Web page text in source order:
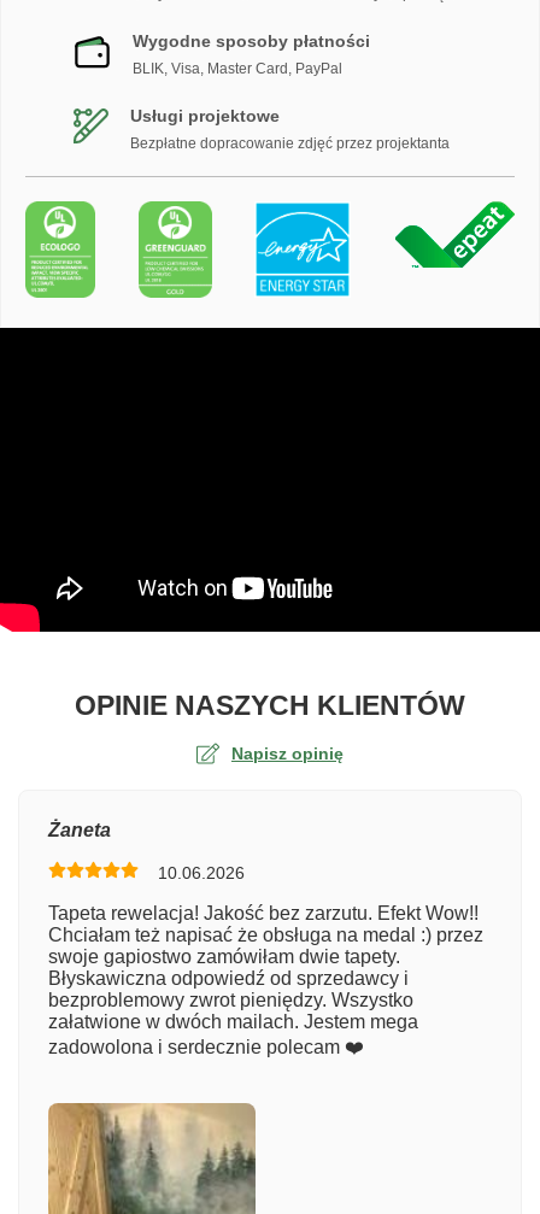
Wygodne sposoby płatności
BLIK, Visa, Master Card, PayPal
Usługi projektowe
Bezpłatne dopracowanie zdjęć przez projektanta
OPINIE NASZYCH KLIENTÓWO
Napisz opinię
Numer zamówienia
Imię
Żaneta
10.06.2026
Tapeta rewelacja! Jakość bez zarzutu. Efekt Wow!!
Chciałam też napisać że obsługa na medal :) przez
swoje gapiostwo zamówiłam dwie tapety.
Błyskawiczna odpowiedź od sprzedawcy i
bezproblemowy zwrot pieniędzy. Wszystko
załatwione w dwóch mailach. Jestem mega
zadowolona i serdecznie polecam ❤️